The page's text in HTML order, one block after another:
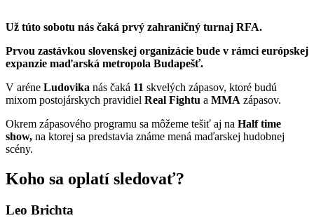
Už túto sobotu nás čaká prvý zahraničný turnaj RFA.
Prvou zastávkou slovenskej organizácie bude v rámci európskej
expanzie maďarská metropola Budapešť.
V aréne Ludovika nás čaká 11 skvelých zápasov, ktoré budú
mixom postojárskych pravidiel Real Fightu a MMA zápasov.
Okrem zápasového programu sa môžeme tešiť aj na Half time
show, na ktorej sa predstavia známe mená maďarskej hudobnej
scény.
Koho sa oplatí sledovať?
Leo Brichta